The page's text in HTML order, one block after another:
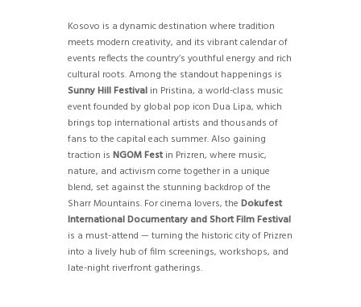
Kosovo is a dynamic destination where tradition
meets modern creativity, and its vibrant calendar of
events reflects the country’s youthful energy and rich
cultural roots. Among the standout happenings is
Sunny Hill Festival in Pristina, a world-class music
event founded by global pop icon Dua Lipa, which
brings top international artists and thousands of
fans to the capital each summer. Also gaining
traction is NGOM Festin Prizren, where music,
nature, and activism come together in a unique
blend, set against the stunning backdrop of the
Sharr Mountains. For cinema lovers, the Dokufest
International Documentary and Short Film Festival
is a must-attend — turning the historic city of Prizren
into a lively hub of film screenings, workshops, and
late-night riverfront gatherings.